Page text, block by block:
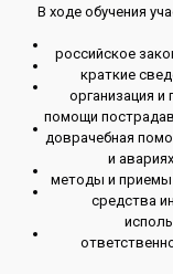
В ходе обучения
российское
краткие
организация и
помощи
доврачебная
и
методы и
средства